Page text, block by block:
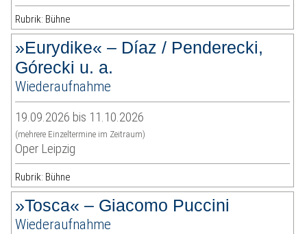
Rubrik: Bühne
»Eurydike« – Díaz / Penderecki,
Górecki u. a.
Wiederaufnahme
19.09.2026 bis 11.10.2026
(mehrere Einzeltermine im Zeitraum)
Oper Leipzig
Rubrik: Bühne
»Tosca« – Giacomo Puccini
Wiederaufnahme